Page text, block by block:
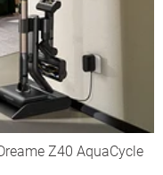
Z40 AquaCycle